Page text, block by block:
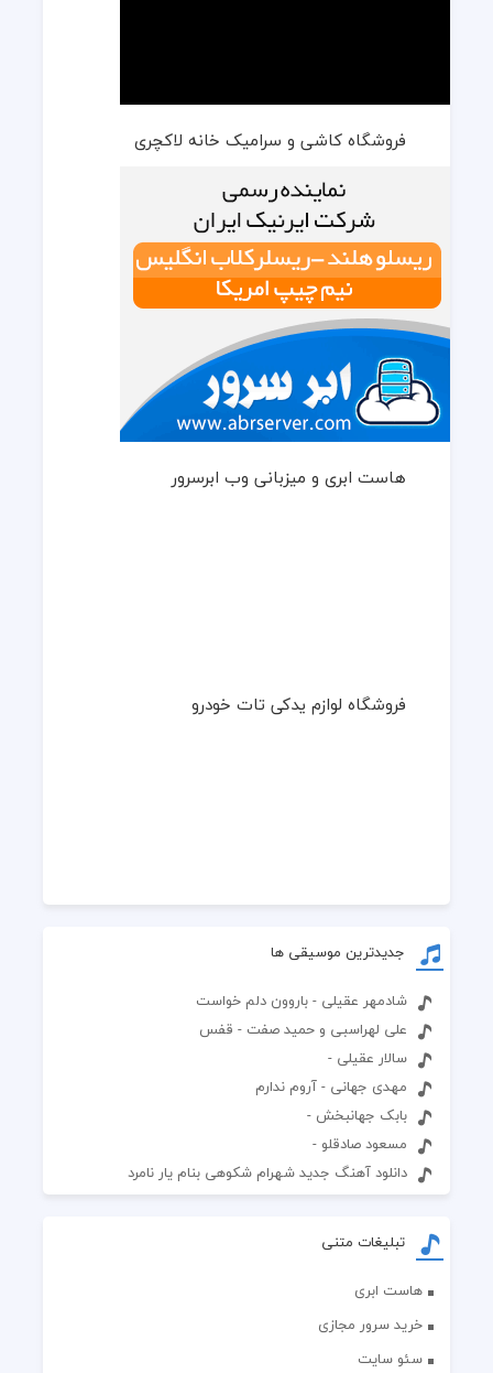
فروشگاه کاشی و سرامیک خانه لاکچری
هاست ابری و میزبانی وب ابرسرور
جدیدترین موسیقی ها
شادمهر عقیلی - باروون دلم خواست
سالار عقیلی -
مهدی جهانی - آروم ندارم
بابک جهانبخش -
مسعود صادقلو -
دانلود آهنگ جدید شهرام شکوهی بنام یار نامرد
تبلیغات متنی
هاست ابری
خرید سرور مجازی
سئو سایت
کاشی استخری